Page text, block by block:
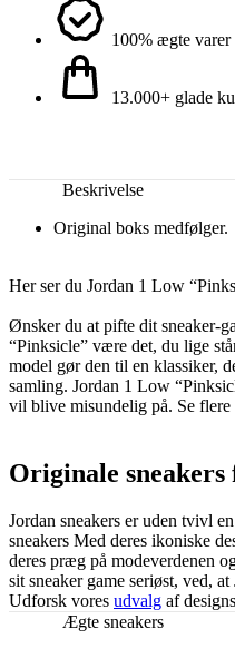
100% ægte varer
13.000+ glade
Beskrivelse
Original boks medfølger.
Her ser du Jordan 1 Low
Ønsker du at pifte dit sneaker-
“Pinksicle” være det, du lige
model gør den til en klassiker,
samling. Jordan 1 Low
vil blive misundelig på. Se flere
Originale
Jordan sneakers er uden tvivl
sneakers Med deres ikoniske
deres præg på modeverdenen
sit sneaker game seriøst, ved,
Udforsk vores udvalg af
Ægte sneakers